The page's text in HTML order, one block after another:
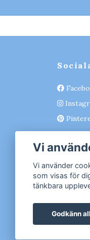
Vi
Vi använder
som visas för
tänkbara
Godkänn